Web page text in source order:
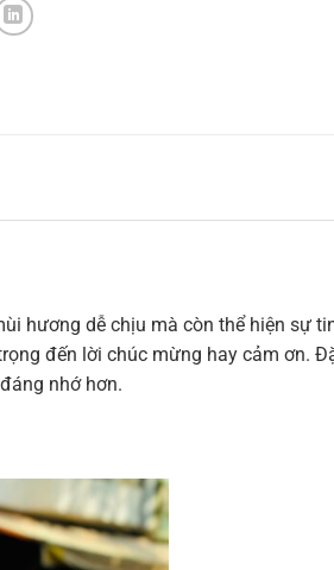
hương dễ chịu mà còn thể hiện sự
đến lời chúc mừng hay cảm ơn.
nhớ hơn.